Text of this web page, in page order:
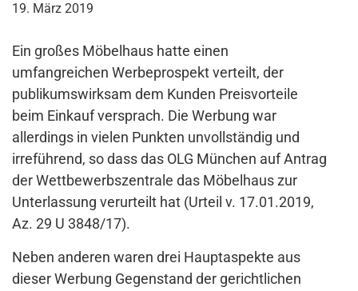
19. März 2019
Ein großes Möbelhaus hatte einen
umfangreichen Werbeprospekt verteilt, der
publikumswirksam dem Kunden Preisvorteile
beim Einkauf versprach. Die Werbung war
allerdings in vielen Punkten unvollständig und
irreführend, so dass das OLG München auf Antrag
der Wettbewerbszentrale das Möbelhaus zur
Unterlassung verurteilt hat (Urteil v. 17.01.2019,
Az. 29 U 3848/17).
Neben anderen waren drei Hauptaspekte aus
dieser Werbung Gegenstand der gerichtlichen